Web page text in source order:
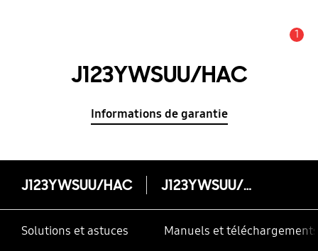
1
J123YWSUU/HAC
Informations de garantie
J123YWSUU/HAC J123YWSUU/HAC
Solutions et astuces Manuels et téléchargements